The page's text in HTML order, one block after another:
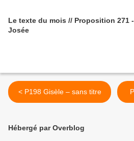
Le texte du mois // Proposition 271 -
Josée
< P198 Gisèle – sans titre
Hébergé par Overblog